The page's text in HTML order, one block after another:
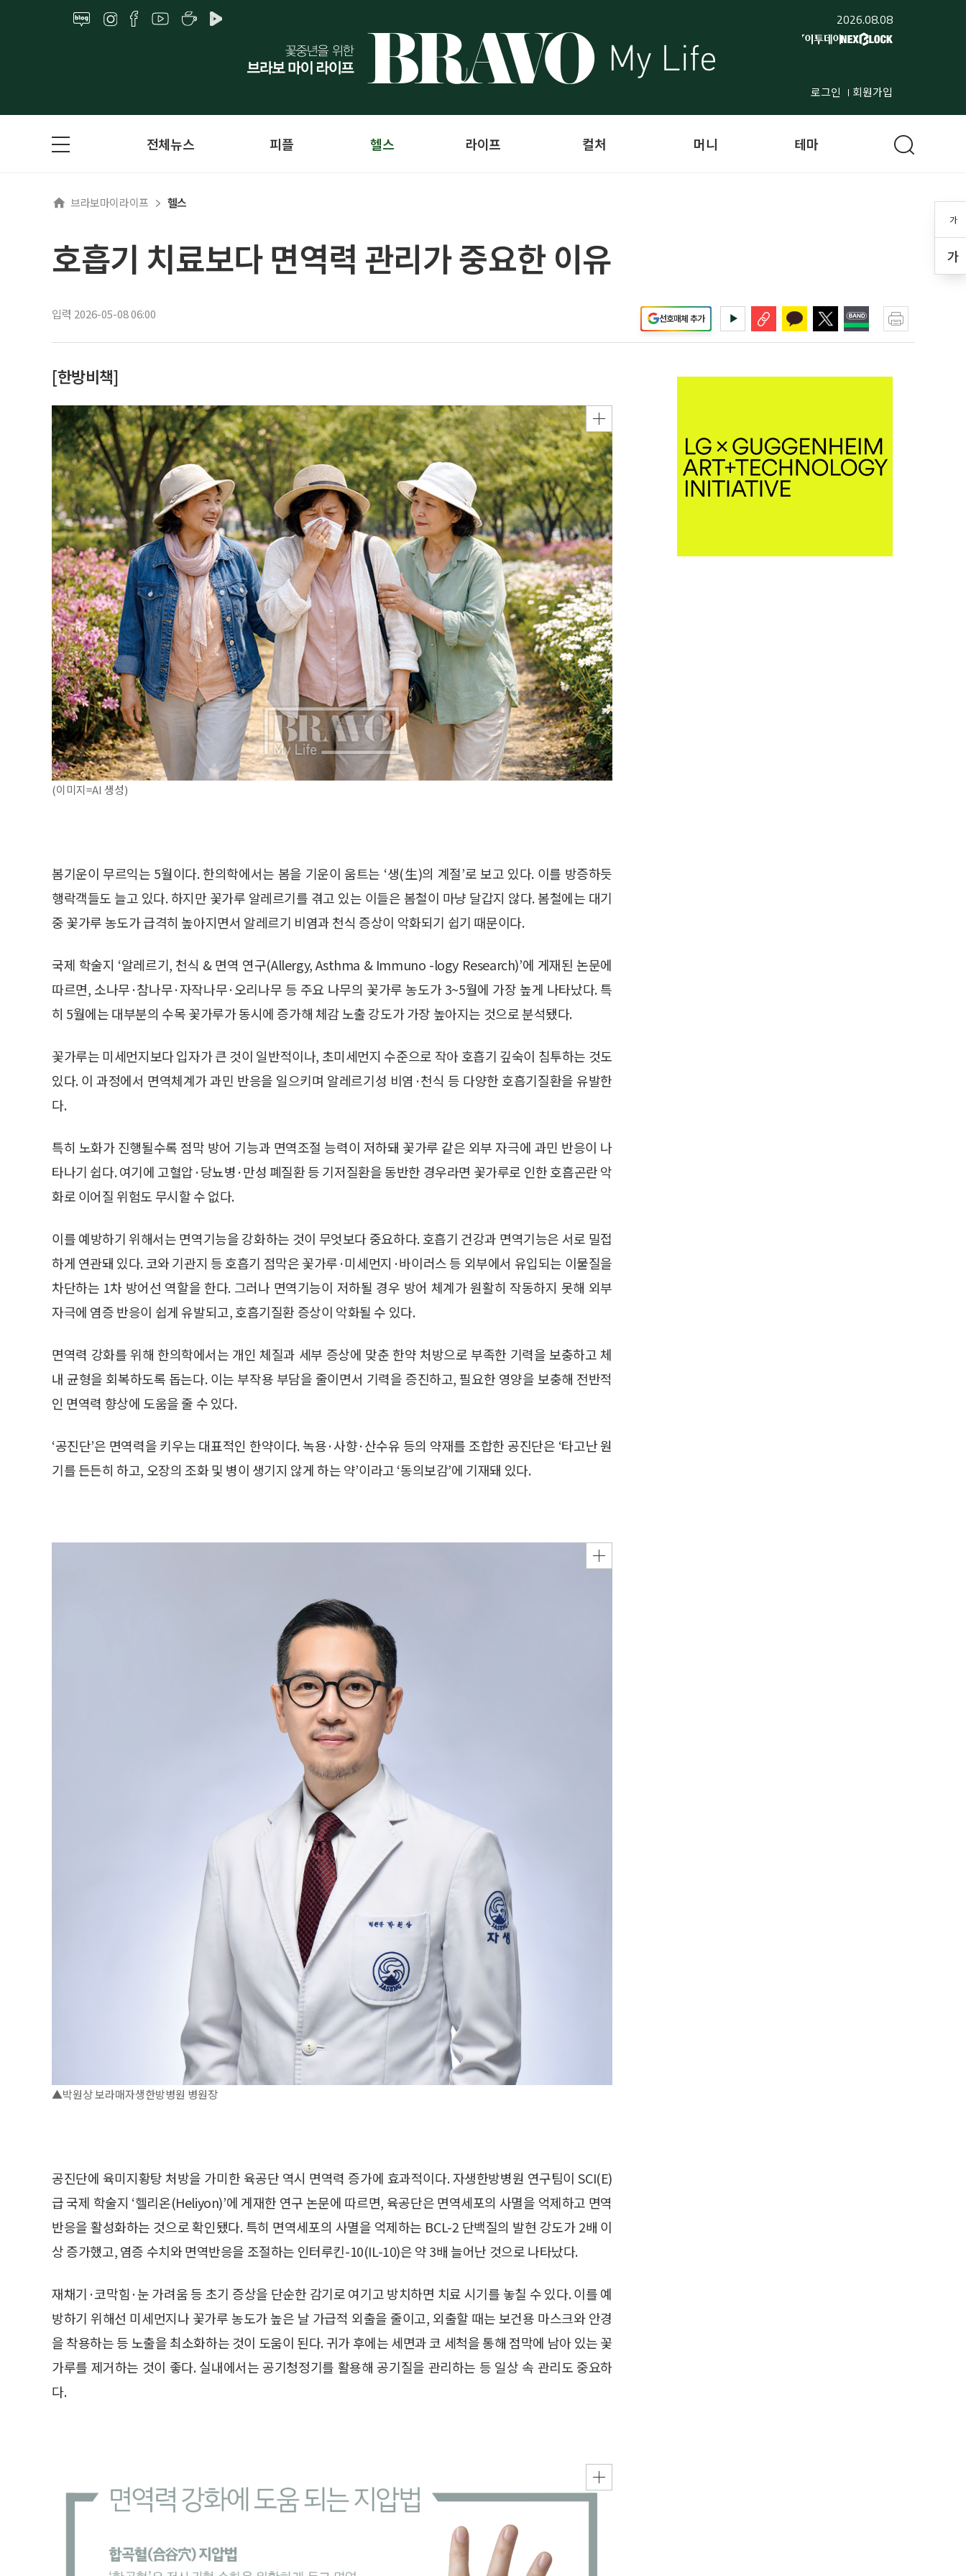
2026.08.08
로그인 회원가입
가
가
전체뉴스 피플 헬스 라이프 컬처 머니 테마
브라보마이라이프 헬스
호흡기 치료보다 면역력 관리가 중요한 이유
입력 2026-05-08 06:00 선호매체 추가
[한방비책]
(이미지=AI 생성)
봄기운이 무르익는 5월이다. 한의학에서는 봄을 기운이 움트는 ‘생(生)의 계절’로 보고 있다. 이를 방증하듯
행락객들도 늘고 있다. 하지만 꽃가루 알레르기를 겪고 있는 이들은 봄철이 마냥 달갑지 않다. 봄철에는 대기
중 꽃가루 농도가 급격히 높아지면서 알레르기 비염과 천식 증상이 악화되기 쉽기 때문이다.
국제 학술지 ‘알레르기, 천식 & 면역 연구(Allergy, Asthma & Immuno -logy Research)’에 게재된 논문에
따르면, 소나무·참나무·자작나무·오리나무 등 주요 나무의 꽃가루 농도가 3~5월에 가장 높게 나타났다. 특
히 5월에는 대부분의 수목 꽃가루가 동시에 증가해 체감 노출 강도가 가장 높아지는 것으로 분석됐다.
꽃가루는 미세먼지보다 입자가 큰 것이 일반적이나, 초미세먼지 수준으로 작아 호흡기 깊숙이 침투하는 것도
있다. 이 과정에서 면역체계가 과민 반응을 일으키며 알레르기성 비염·천식 등 다양한 호흡기질환을 유발한
다.
특히 노화가 진행될수록 점막 방어 기능과 면역조절 능력이 저하돼 꽃가루 같은 외부 자극에 과민 반응이 나
타나기 쉽다. 여기에 고혈압·당뇨병·만성 폐질환 등 기저질환을 동반한 경우라면 꽃가루로 인한 호흡곤란 악
화로 이어질 위험도 무시할 수 없다.
이를 예방하기 위해서는 면역기능을 강화하는 것이 무엇보다 중요하다. 호흡기 건강과 면역기능은 서로 밀접
하게 연관돼 있다. 코와 기관지 등 호흡기 점막은 꽃가루·미세먼지·바이러스 등 외부에서 유입되는 이물질을
차단하는 1차 방어선 역할을 한다. 그러나 면역기능이 저하될 경우 방어 체계가 원활히 작동하지 못해 외부
자극에 염증 반응이 쉽게 유발되고, 호흡기질환 증상이 악화될 수 있다.
면역력 강화를 위해 한의학에서는 개인 체질과 세부 증상에 맞춘 한약 처방으로 부족한 기력을 보충하고 체
내 균형을 회복하도록 돕는다. 이는 부작용 부담을 줄이면서 기력을 증진하고, 필요한 영양을 보충해 전반적
인 면역력 향상에 도움을 줄 수 있다.
‘공진단’은 면역력을 키우는 대표적인 한약이다. 녹용·사향·산수유 등의 약재를 조합한 공진단은 ‘타고난 원
기를 든든히 하고, 오장의 조화 및 병이 생기지 않게 하는 약’이라고 ‘동의보감’에 기재돼 있다.
▲박원상 보라매자생한방병원 병원장
공진단에 육미지황탕 처방을 가미한 육공단 역시 면역력 증가에 효과적이다. 자생한방병원 연구팀이 SCI(E)
급 국제 학술지 ‘헬리온(Heliyon)’에 게재한 연구 논문에 따르면, 육공단은 면역세포의 사멸을 억제하고 면역
반응을 활성화하는 것으로 확인됐다. 특히 면역세포의 사멸을 억제하는 BCL-2 단백질의 발현 강도가 2배 이
상 증가했고, 염증 수치와 면역반응을 조절하는 인터루킨-10(IL-10)은 약 3배 늘어난 것으로 나타났다.
재채기·코막힘·눈 가려움 등 초기 증상을 단순한 감기로 여기고 방치하면 치료 시기를 놓칠 수 있다. 이를 예
방하기 위해선 미세먼지나 꽃가루 농도가 높은 날 가급적 외출을 줄이고, 외출할 때는 보건용 마스크와 안경
을 착용하는 등 노출을 최소화하는 것이 도움이 된다. 귀가 후에는 세면과 코 세척을 통해 점막에 남아 있는 꽃
가루를 제거하는 것이 좋다. 실내에서는 공기청정기를 활용해 공기질을 관리하는 등 일상 속 관리도 중요하
다.